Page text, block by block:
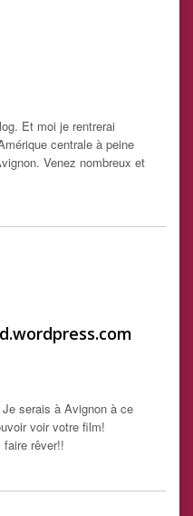
Et moi je rentrerai
centrale à peine
Venez nombreux et
serais à Avignon à ce
voir votre film!
rêver!!